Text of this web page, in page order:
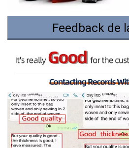
Feedback de